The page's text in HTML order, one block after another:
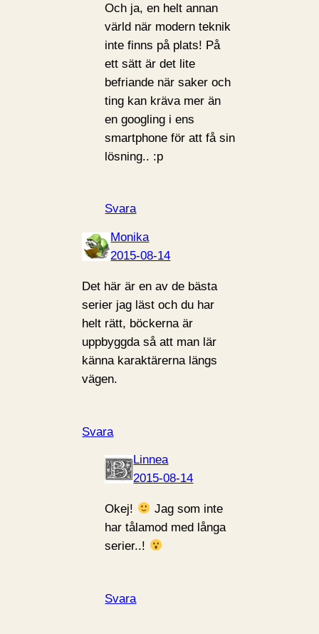
Och ja, en helt annan
värld när modern teknik
inte finns på plats! På
ett sätt är det lite
befriande när saker och
ting kan kräva mer än
en googling i ens
smartphone för att få sin
lösning.. :p
Svara
Monika
2015-08-14
Det här är en av de bästa
serier jag läst och du har
helt rätt, böckerna är
uppbyggda så att man lär
känna karaktärerna längs
vägen.
Svara
Linnea
2015-08-14
Okej!
Jag som inte
har tålamod med långa
serier..!
Svara